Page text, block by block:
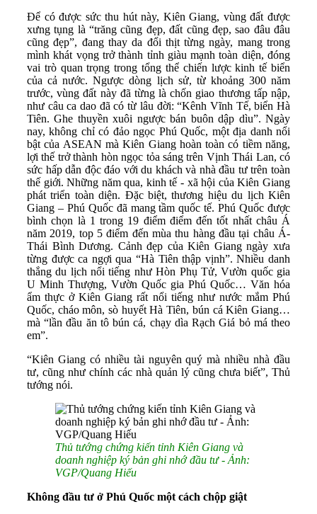
Để có được sức thu hút này, Kiên Giang, vùng đất được
xưng tụng là “trăng cũng đẹp, đất cũng đẹp, sao đâu đâu
cũng đẹp”, đang thay da đổi thịt từng ngày, mang trong
mình khát vọng trở thành tỉnh giàu mạnh toàn diện, đóng
vai trò quan trọng trong tổng thể chiến lược kinh tế biển
của cả nước. Ngược dòng lịch sử, từ khoảng 300 năm
trước, vùng đất này đã từng là chốn giao thương tấp nập,
như câu ca dao đã có từ lâu đời: “Kênh Vĩnh Tế, biển Hà
Tiên. Ghe thuyền xuôi ngược bán buôn dập dìu”. Ngày
nay, không chỉ có đảo ngọc Phú Quốc, một địa danh nổi
bật của ASEAN mà Kiên Giang hoàn toàn có tiềm năng,
lợi thế trở thành hòn ngọc tỏa sáng trên Vịnh Thái Lan, có
sức hấp dẫn độc đáo với du khách và nhà đầu tư trên toàn
thế giới. Những năm qua, kinh tế - xã hội của Kiên Giang
phát triển toàn diện. Đặc biệt, thương hiệu du lịch Kiên
Giang – Phú Quốc đã mang tầm quốc tế. Phú Quốc được
bình chọn là 1 trong 19 điểm điểm đến tốt nhất châu Á
năm 2019, top 5 điểm đến mùa thu hàng đầu tại châu Á-
Thái Bình Dương. Cảnh đẹp của Kiên Giang ngày xưa
từng được ca ngợi qua “Hà Tiên thập vịnh”. Nhiều danh
thắng du lịch nổi tiếng như Hòn Phụ Tử, Vườn quốc gia
U Minh Thượng, Vườn Quốc gia Phú Quốc… Văn hóa
ẩm thực ở Kiên Giang rất nổi tiếng như nước mắm Phú
Quốc, cháo môn, sò huyết Hà Tiên, bún cá Kiên Giang…
mà “lần đầu ăn tô bún cá, chạy dìa Rạch Giá bỏ má theo
em”.
“Kiên Giang có nhiều tài nguyên quý mà nhiều nhà đầu
tư, cũng như chính các nhà quản lý cũng chưa biết”, Thủ
tướng nói.
Thủ tướng chứng kiến tỉnh Kiên Giang và
doanh nghiệp ký bản ghi nhớ đầu tư - Ảnh:
VGP/Quang Hiếu
Không đầu tư ở Phú Quốc một cách chộp giật